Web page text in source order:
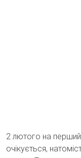
2 лютого на
очікується,